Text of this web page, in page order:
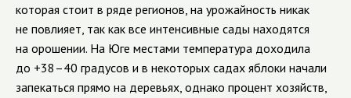
которая стоит в ряде регионов, на урожайность никак
не повлияет, так как все интенсивные сады находятся
на орошении. На Юге местами температура доходила
до +38–40 градусов и в некоторых садах яблоки начали
запекаться прямо на деревьях, однако процент хозяйств,